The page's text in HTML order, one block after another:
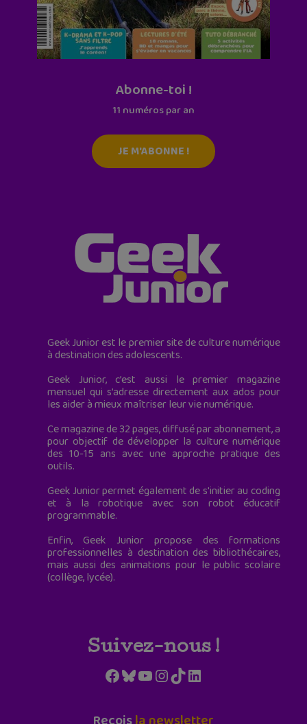
Abonne-toi !
11 numéros par an
JE M'ABONNE !
Geek Junior est le premier site de culture numérique
à destination des adolescents.
Geek Junior, c’est aussi le premier magazine
mensuel qui s’adresse directement aux ados pour
les aider à mieux maîtriser leur vie numérique.
Ce magazine de 32 pages, diffusé par abonnement, a
pour objectif de développer la culture numérique
des 10-15 ans avec une approche pratique des
outils.
Geek Junior permet également de s'initier au coding
et à la robotique avec son robot éducatif
programmable.
Enfin, Geek Junior propose des formations
professionnelles à destination des bibliothécaires,
mais aussi des animations pour le public scolaire
(collège, lycée).
Suivez-nous !
Facebook
Bluesky
YouTube
Instagram
TikTokLinkedIn